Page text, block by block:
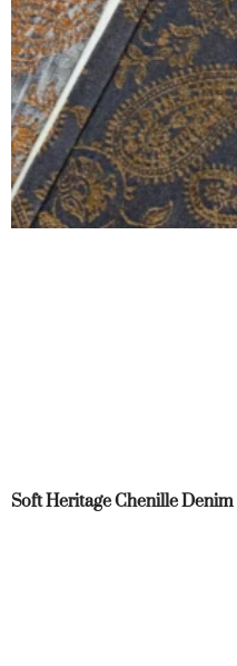
Soft Heritage Chenille Denim